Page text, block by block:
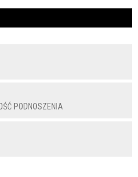
PODNOSZENIA